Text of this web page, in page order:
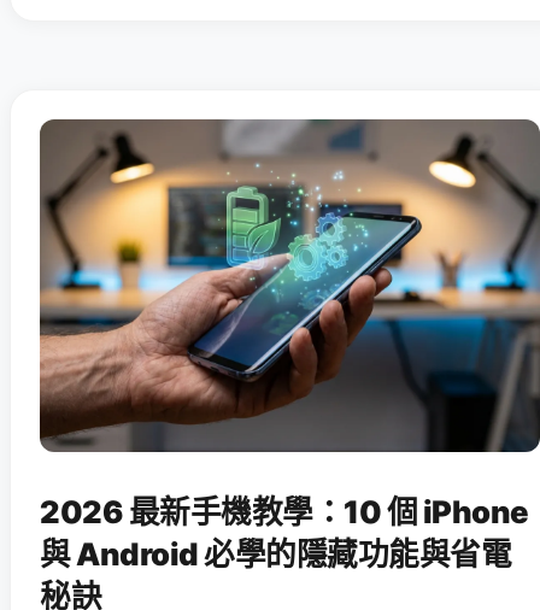
2026 最新手機教學：10 個 iPhone
與 Android 必學的隱藏功能與省電
秘訣